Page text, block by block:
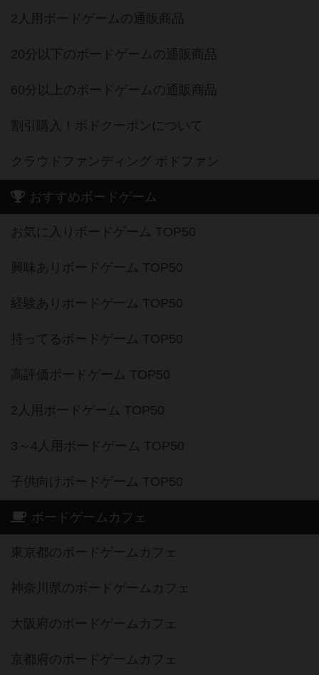
2人用ボードゲームの通販商品
20分以下のボードゲームの通販商品
60分以上のボードゲームの通販商品
割引購入！ボドクーポンについて
クラウドファンディング ボドファン
おすすめボードゲーム
お気に入りボードゲーム TOP50
興味ありボードゲーム TOP50
経験ありボードゲーム TOP50
持ってるボードゲーム TOP50
高評価ボードゲーム TOP50
2人用ボードゲーム TOP50
3～4人用ボードゲーム TOP50
子供向けボードゲーム TOP50
ボードゲームカフェ
東京都のボードゲームカフェ
神奈川県のボードゲームカフェ
大阪府のボードゲームカフェ
京都府のボードゲームカフェ